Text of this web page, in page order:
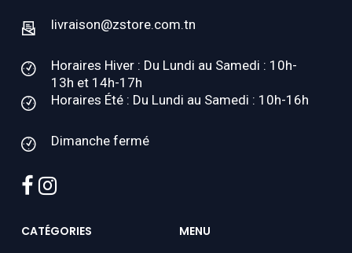
livraison@zstore.com.tn
Horaires Hiver : Du Lundi au Samedi : 10h-
13h et 14h-17h
Horaires Été : Du Lundi au Samedi : 10h-16h
Dimanche fermé
facebook
instagram
CATÉGORIES MENU